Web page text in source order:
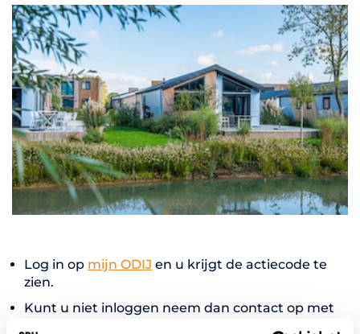
Log in op mijn ODIJ en u krijgt de actiecode te
zien.
Kunt u niet inloggen neem dan contact op met